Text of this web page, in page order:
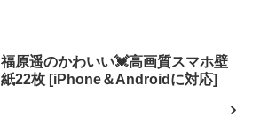
福原遥のかわいい💓高画質スマホ壁
紙22枚 [iPhone＆Androidに対応]